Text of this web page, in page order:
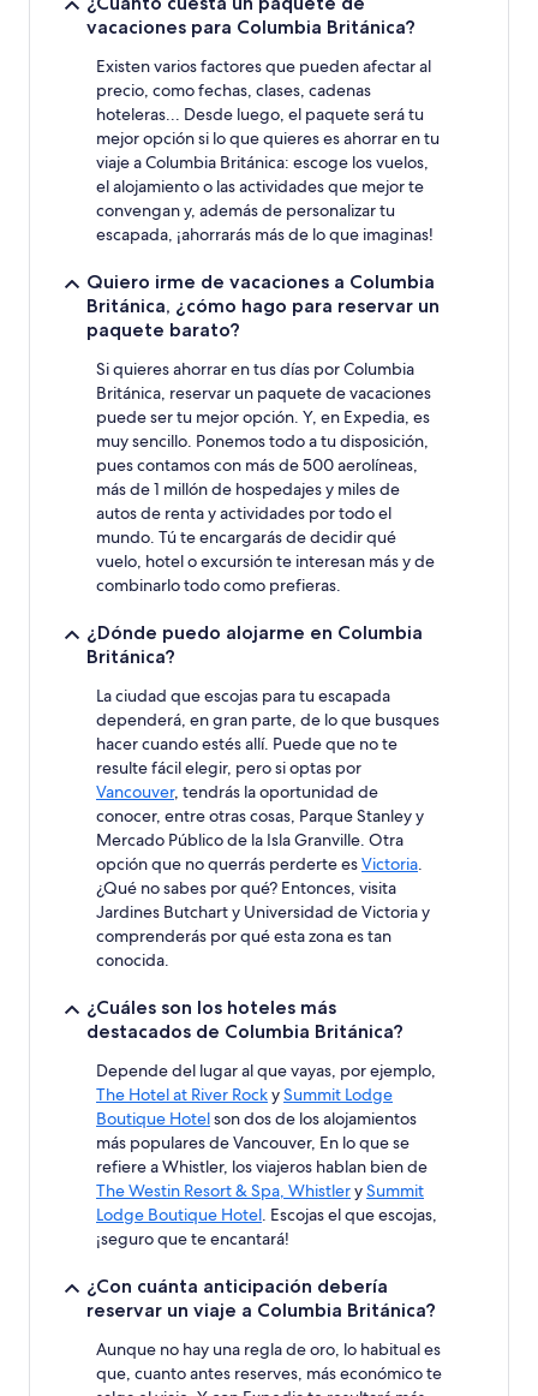
disponibilidad
adicionales.
vacaciones para Columbia Británica?
Existen varios factores que pueden afectar al
precio, como fechas, clases, cadenas
hoteleras... Desde luego, el paquete será tu
mejor opción si lo que quieres es ahorrar en tu
viaje a Columbia Británica: escoge los vuelos,
el alojamiento o las actividades que mejor te
convengan y, además de personalizar tu
escapada, ¡ahorrarás más de lo que imaginas!
Quiero irme de vacaciones a Columbia
Británica, ¿cómo hago para reservar un
paquete barato?
Si quieres ahorrar en tus días por Columbia
Británica, reservar un paquete de vacaciones
puede ser tu mejor opción. Y, en Expedia, es
muy sencillo. Ponemos todo a tu disposición,
pues contamos con más de 500 aerolíneas,
más de 1 millón de hospedajes y miles de
autos de renta y actividades por todo el
mundo. Tú te encargarás de decidir qué
vuelo, hotel o excursión te interesan más y de
combinarlo todo como prefieras.
¿Dónde puedo alojarme en Columbia
Británica?
La ciudad que escojas para tu escapada
dependerá, en gran parte, de lo que busques
hacer cuando estés allí. Puede que no te
resulte fácil elegir, pero si optas por
Vancouver, tendrás la oportunidad de
conocer, entre otras cosas, Parque Stanley y
Mercado Público de la Isla Granville. Otra
opción que no querrás perderte esVictoria.
¿Qué no sabes por qué? Entonces, visita
Jardines Butchart y Universidad de Victoria y
comprenderás por qué esta zona es tan
conocida.
¿Cuáles son los hoteles más
destacados de Columbia Británica?
Depende del lugar al que vayas, por ejemplo,
The Hotel at River RockySummit Lodge
Boutique Hotelson dos de los alojamientos
más populares de Vancouver, En lo que se
refiere a Whistler, los viajeros hablan bien de
The Westin Resort & Spa, WhistlerySummit
Lodge Boutique Hotel. Escojas el que escojas,
¡seguro que te encantará!
¿Con cuánta anticipación debería
reservar un viaje a Columbia Británica?
Aunque no hay una regla de oro, lo habitual es
que, cuanto antes reserves, más económico te